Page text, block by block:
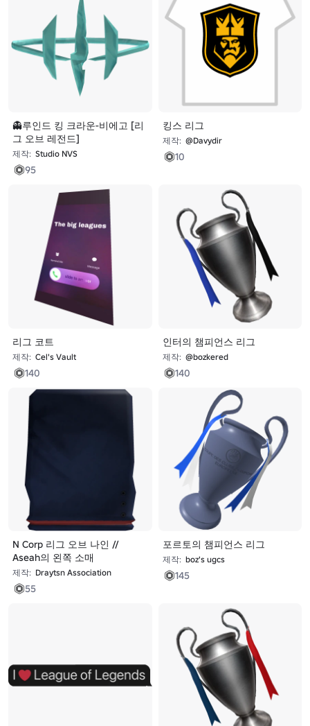
👻루인드 킹 크라운-비에고 [리
그 오브 레전드]
제작: Studio NVS
95
킹스 리그
제작: @Davydir
10
리그 코트
제작: Cel's Vault
140
인터의 챔피언스 리그
제작: @bozkered
140
N Corp 리그 오브 나인 //
Aseah의 왼쪽 소매
제작: Draytsn Association
55
포르토의 챔피언스 리그
제작: boz's ugcs
145